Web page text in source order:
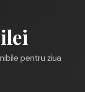
pentru ziua